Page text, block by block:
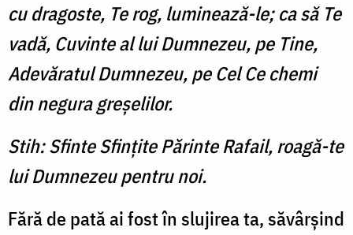
cu dragoste, Te rog, luminează-le; ca să Te
vadă, Cuvinte al lui Dumnezeu, pe Tine,
Adevăratul Dumnezeu, pe Cel Ce chemi
din negura greșelilor.
Stih: Sfinte Sfințite Părinte Rafail, roagă-te
lui Dumnezeu pentru noi.
Fără de pată ai fost în slujirea ta, săvârșind